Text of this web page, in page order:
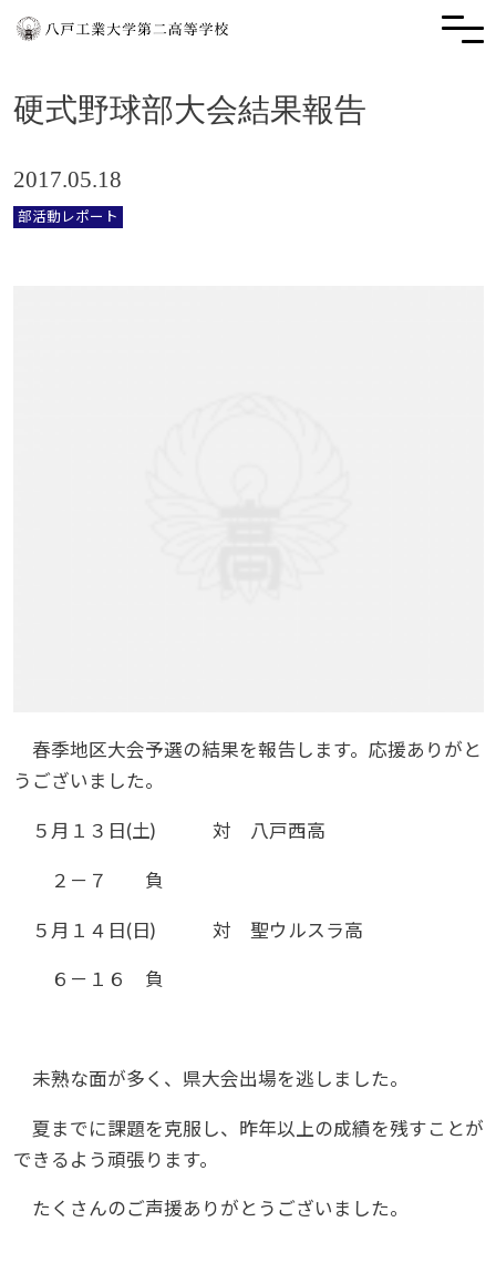
硬式野球部大会結果報告
2017.05.18
部活動レポート
春季地区大会予選の結果を報告します。応援ありがと
うございました。
５月１３日(土) 対 八戸西高
２－７ 負
５月１４日(日) 対 聖ウルスラ高
６－１６ 負
未熟な面が多く、県大会出場を逃しました。
夏までに課題を克服し、昨年以上の成績を残すことが
できるよう頑張ります。
たくさんのご声援ありがとうございました。